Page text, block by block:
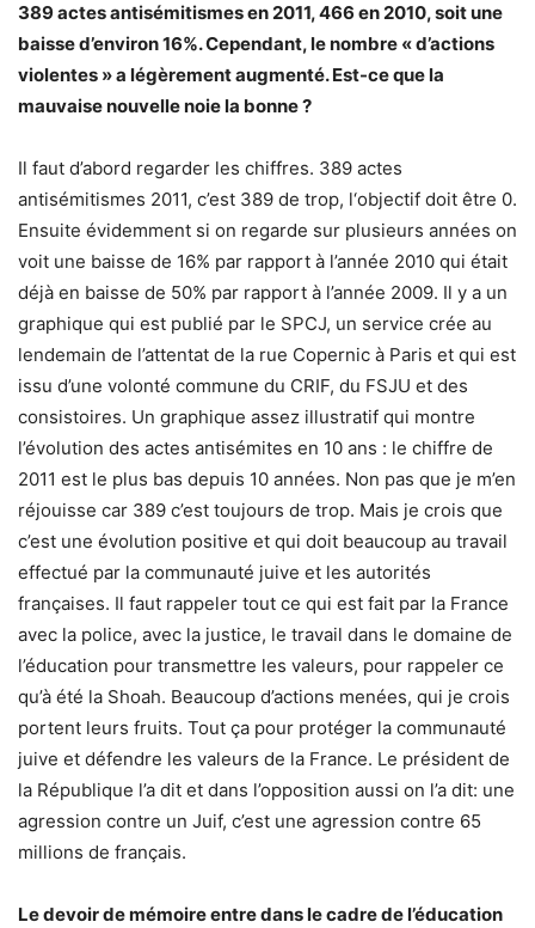
389 actes antisémitismes en 2011, 466 en 2010, soit une
baisse d’environ 16%. Cependant, le nombre « d’actions
violentes » a légèrement augmenté. Est-ce que la
mauvaise nouvelle noie la bonne ?
Il faut d’abord regarder les chiffres. 389 actes
antisémitismes 2011, c’est 389 de trop, l‘objectif doit être 0.
Ensuite évidemment si on regarde sur plusieurs années on
voit une baisse de 16% par rapport à l’année 2010 qui était
déjà en baisse de 50% par rapport à l’année 2009. Il y a un
graphique qui est publié par le SPCJ, un service crée au
lendemain de l’attentat de la rue Copernic à Paris et qui est
issu d’une volonté commune du CRIF, du FSJU et des
consistoires. Un graphique assez illustratif qui montre
l’évolution des actes antisémites en 10 ans : le chiffre de
2011 est le plus bas depuis 10 années. Non pas que je m’en
réjouisse car 389 c’est toujours de trop. Mais je crois que
c’est une évolution positive et qui doit beaucoup au travail
effectué par la communauté juive et les autorités
françaises. Il faut rappeler tout ce qui est fait par la France
avec la police, avec la justice, le travail dans le domaine de
l’éducation pour transmettre les valeurs, pour rappeler ce
qu’à été la Shoah. Beaucoup d’actions menées, qui je crois
portent leurs fruits. Tout ça pour protéger la communauté
juive et défendre les valeurs de la France. Le président de
la République l’a dit et dans l’opposition aussi on l’a dit: une
agression contre un Juif, c’est une agression contre 65
millions de français.
Le devoir de mémoire entre dans le cadre de l’éducation